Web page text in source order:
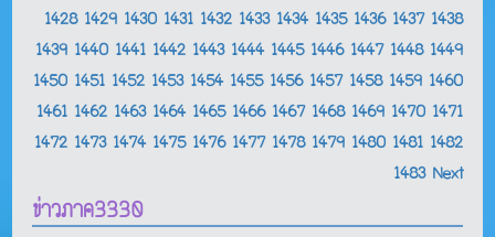
1428 1429 1430 1431 1432 1433 1434 1435 1436 1437 1438
1439 1440 1441 1442 1443 1444 1445 1446 1447 1448 1449
1450 1451 1452 1453 1454 1455 1456 1457 1458 1459 1460
1461 1462 1463 1464 1465 1466 1467 1468 1469 1470 1471
1472 1473 1474 1475 1476 1477 1478 1479 1480 1481 1482
1483 Next
ข่าวภาค3330